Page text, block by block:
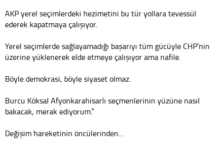
AKP yerel seçimlerdeki hezimetini bu tür yollara tevessül
ederek kapatmaya çalışıyor.
Yerel seçimlerde sağlayamadığı başarıyı tüm gücüyle CHP’nin
üzerine yüklenerek elde etmeye çalışıyor ama nafile.
Böyle demokrasi, böyle siyaset olmaz.
Burcu Köksal Afyonkarahisarlı seçmenlerinin yüzüne nasıl
bakacak, merak ediyorum.”
Değişim hareketinin öncülerinden…